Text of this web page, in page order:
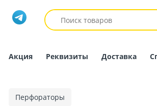
Акция Реквизиты Доставка
Перфораторы